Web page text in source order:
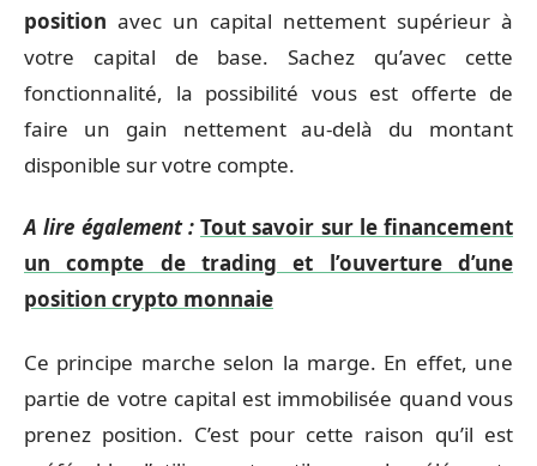
position avec un capital nettement supérieur à
votre capital de base. Sachez qu’avec cette
fonctionnalité, la possibilité vous est offerte de
faire un gain nettement au-delà du montant
disponible sur votre compte.
A lire également : Tout savoir sur le financement
un compte de trading et l’ouverture d’une
position crypto monnaie
Ce principe marche selon la marge. En effet, une
partie de votre capital est immobilisée quand vous
prenez position. C’est pour cette raison qu’il est